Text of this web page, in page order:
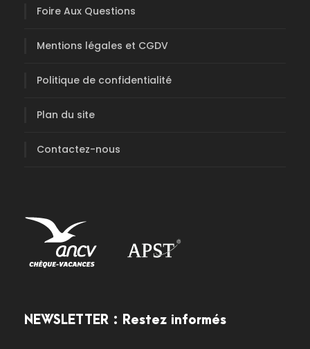
Foire Aux Questions
Mentions légales et CGDV
Politique de confidentialité
Plan du site
Contactez-nous
NEWSLETTER : Restez informés